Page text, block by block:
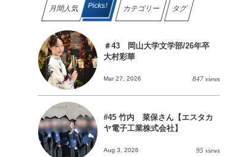
月間人気 Picks! カテゴリー タグ
＃43 岡山大学文学部/26年卒
大村彩華
Mar 27, 2026 847 views
#45 竹内 菜保さん【エスタカ
ヤ電子工業株式会社】
Aug 3, 2026 95 views